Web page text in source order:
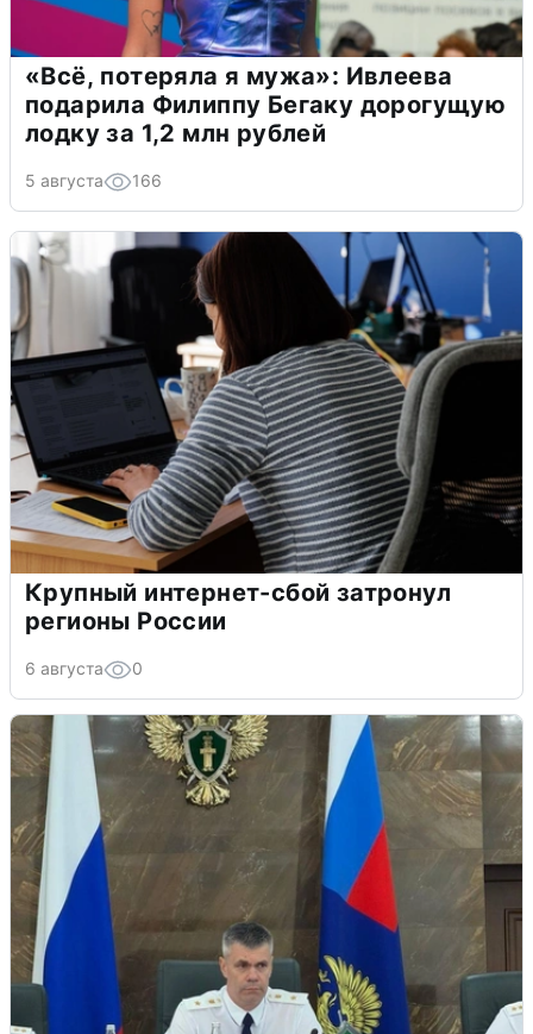
«Всё, потеряла я мужа»: Ивлеева
подарила Филиппу Бегаку дорогущую
лодку за 1,2 млн рублей
5 августа 166
Крупный интернет-сбой затронул
регионы России
6 августа 0